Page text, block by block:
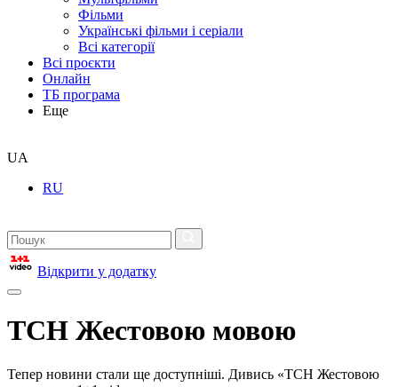
Фільми
Українські фільми і серіали
Всі категорії
Всі проєкти
Онлайн
ТБ програма
Еще
UA
RU
Відкрити у додатку
ТСН Жестовою мовою
Тепер новини стали ще доступніші. Дивись «ТСН Жестовою